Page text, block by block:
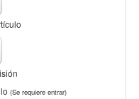
(Se requiere entrar)